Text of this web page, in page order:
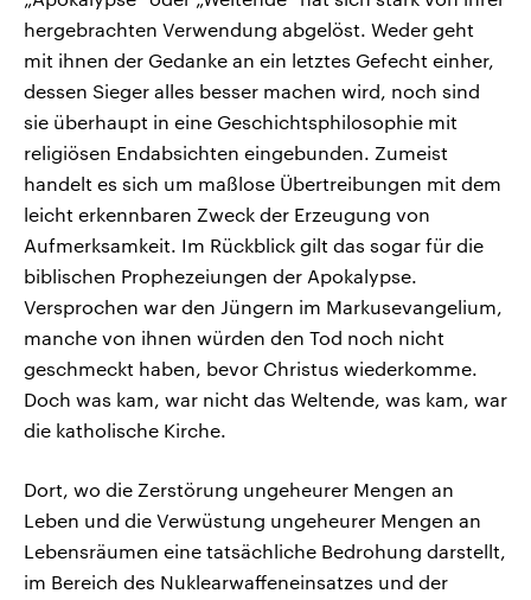
hergebrachten Verwendung abgelöst. Weder geht
mit ihnen der Gedanke an ein letztes Gefecht einher,
dessen Sieger alles besser machen wird, noch sind
sie überhaupt in eine Geschichtsphilosophie mit
religiösen Endabsichten eingebunden. Zumeist
handelt es sich um maßlose Übertreibungen mit dem
leicht erkennbaren Zweck der Erzeugung von
Aufmerksamkeit. Im Rückblick gilt das sogar für die
biblischen Prophezeiungen der Apokalypse.
Versprochen war den Jüngern im Markusevangelium,
manche von ihnen würden den Tod noch nicht
geschmeckt haben, bevor Christus wiederkomme.
Doch was kam, war nicht das Weltende, was kam, war
die katholische Kirche.
Dort, wo die Zerstörung ungeheurer Mengen an
Leben und die Verwüstung ungeheurer Mengen an
Lebensräumen eine tatsächliche Bedrohung darstellt,
im Bereich des Nuklearwaffeneinsatzes und der